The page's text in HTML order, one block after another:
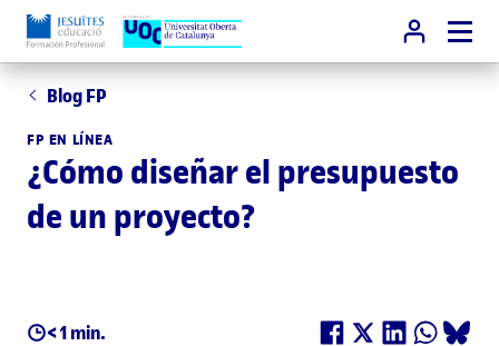
Blog FP
FP EN LÍNEA
¿Cómo diseñar el presupuesto
de un proyecto?
< 1 min.